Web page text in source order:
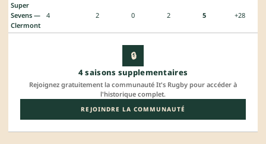
Super
Sevens —
Clermont
4 2 0 2 5 +28
🔒
4 saisons supplementaires
Rejoignez gratuitement la communauté It's Rugby pour accéder à
l'historique complet.
REJOINDRE LA COMMUNAUTÉ